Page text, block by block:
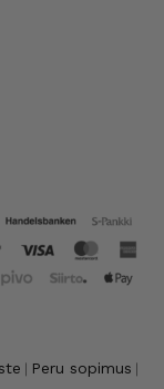
Peru sopimus